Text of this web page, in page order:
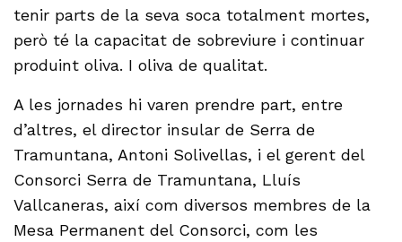
tenir parts de la seva soca totalment mortes,
però té la capacitat de sobreviure i continuar
produint oliva. I oliva de qualitat.
A les jornades hi varen prendre part, entre
d’altres, el director insular de Serra de
Tramuntana, Antoni Solivellas, i el gerent del
Consorci Serra de Tramuntana, Lluís
Vallcaneras, així com diversos membres de la
Mesa Permanent del Consorci, com les